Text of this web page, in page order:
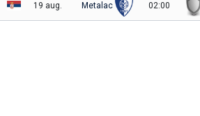
19 aug. Metalac 02:00